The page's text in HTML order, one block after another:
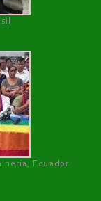
Ecuador